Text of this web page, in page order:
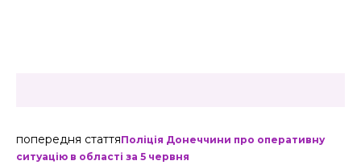
попередня статтяПоліція Донеччини про оперативну
ситуацію в області за 5 червня